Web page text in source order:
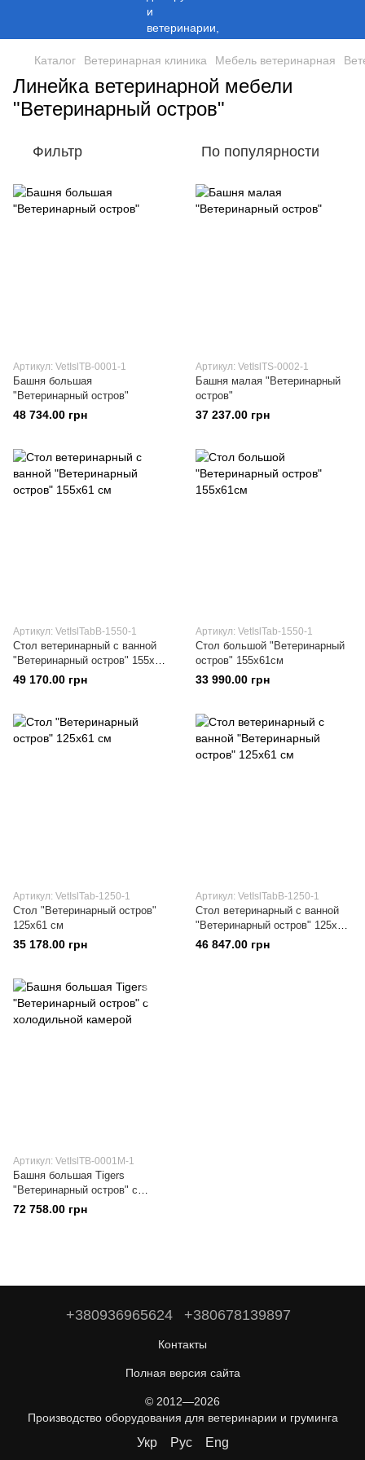
Каталог Ветеринарная клиника Мебель ветеринарная
Линейка ветеринарной мебели
"Ветеринарный остров"
Фильтр По популярности
Артикул: VetIslTB-0001-1
Башня большая
"Ветеринарный остров"
48 734.00 грн
Артикул: VetIslTS-0002-1
Башня малая "Ветеринарный
остров"
37 237.00 грн
Артикул: VetIslTabВ-1550-1
Стол ветеринарный с ванной
"Ветеринарный остров" 155х61
см
49 170.00 грн
Артикул: VetIslTab-1550-1
Стол большой "Ветеринарный
остров" 155х61см
33 990.00 грн
Артикул: VetIslTab-1250-1
Стол "Ветеринарный остров"
125х61 см
35 178.00 грн
Артикул: VetIslTabВ-1250-1
Стол ветеринарный с ванной
"Ветеринарный остров" 125х61
см
46 847.00 грн
Артикул: VetIslTB-0001М-1
Башня большая Tigers
"Ветеринарный остров" с
холодильной камерой
72 758.00 грн
+380936965624 +380678139897
Контакты
Полная версия сайта
© 2012—2026
Производство оборудования для ветеринарии и груминга
Укр Рус Eng